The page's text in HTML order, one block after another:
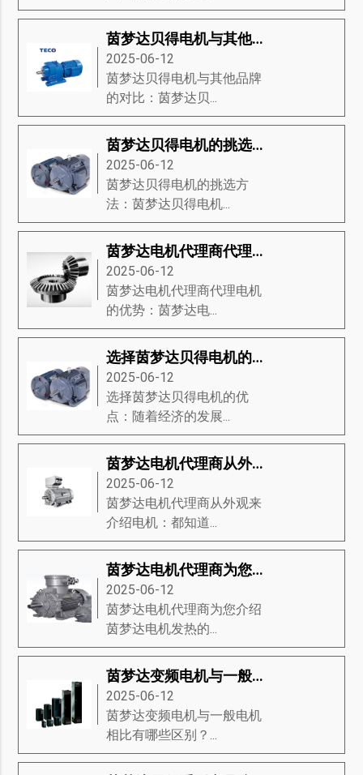
茵梦达贝得电机与其他品牌的对比
2025-06-12
茵梦达贝得电机与其他品牌
的对比：茵梦达贝...
茵梦达贝得电机的挑选方法
2025-06-12
茵梦达贝得电机的挑选方
法：茵梦达贝得电机...
茵梦达电机代理商代理电机的优势
2025-06-12
茵梦达电机代理商代理电机
的优势：茵梦达电...
选择茵梦达贝得电机的优点
2025-06-12
选择茵梦达贝得电机的优
点：随着经济的发展...
茵梦达电机代理商从外观来介绍电机
2025-06-12
茵梦达电机代理商从外观来
介绍电机：都知道...
茵梦达电机代理商为您介绍茵梦达电机发热的22条原因
2025-06-12
茵梦达电机代理商为您介绍
茵梦达电机发热的...
茵梦达变频电机与一般电机相比有哪些区别？
2025-06-12
茵梦达变频电机与一般电机
相比有哪些区别？...